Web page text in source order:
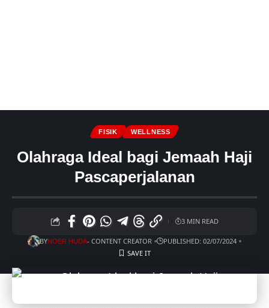
FISIK WELLNESS
Olahraga Ideal bagi Jemaah Haji
Pascaperjalanan
BYNOER HUDA- CONTENT CREATOR PUBLISHED: 02/07/2024
3 MIN READ